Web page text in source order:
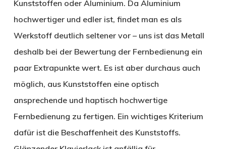
Kunststoffen oder Aluminium. Da Aluminium
hochwertiger und edler ist, findet man es als
Werkstoff deutlich seltener vor – uns ist das Metall
deshalb bei der Bewertung der Fernbedienung ein
paar Extrapunkte wert. Es ist aber durchaus auch
möglich, aus Kunststoffen eine optisch
ansprechende und haptisch hochwertige
Fernbedienung zu fertigen. Ein wichtiges Kriterium
dafür ist die Beschaffenheit des Kunststoffs.